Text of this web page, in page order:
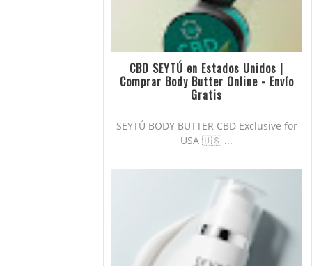
CBD SEYTÚ en Estados Unidos |
Comprar Body Butter Online - Envío
Gratis
SEYTÚ BODY BUTTER CBD Exclusive for
USA 🇺🇸 ...